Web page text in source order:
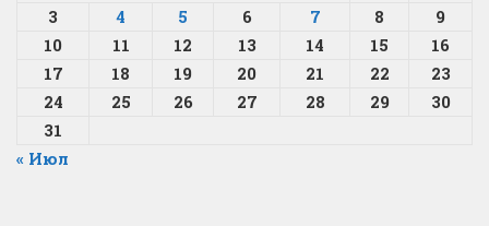
3
4 5 6 7 8
9
10
11 12 13 14 15
16
17
18 19 20 21 22
23
24
25 26 27 28 29
30
31
« Июл